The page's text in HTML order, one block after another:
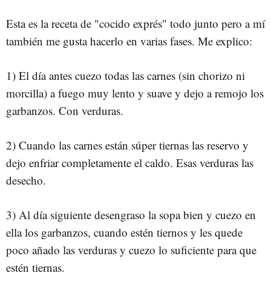
Esta es la receta de "cocido exprés" todo junto pero a mí
también me gusta hacerlo en varias fases. Me explico:
1) El día antes cuezo todas las carnes (sin chorizo ni
morcilla) a fuego muy lento y suave y dejo a remojo los
garbanzos. Con verduras.
2) Cuando las carnes están súper tiernas las reservo y
dejo enfriar completamente el caldo. Esas verduras las
desecho.
3) Al día siguiente desengraso la sopa bien y cuezo en
ella los garbanzos, cuando estén tiernos y les quede
poco añado las verduras y cuezo lo suficiente para que
estén tiernas.